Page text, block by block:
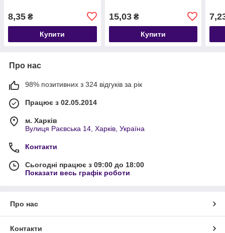
8,35 ₴
Купити
15,03₴
Купити
Про нас
98% позитивних з 324 відгуків за рік
Працює з 02.05.2014
м. Харків
Вулиця Раєвська 14, Харків, Україна
Контакти
Сьогодні працює з 09:00 до 18:00
Показати весь графік роботи
Про нас
Контакти